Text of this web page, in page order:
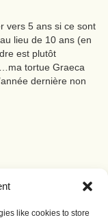
like cookies to store
vers 5 ans si ce sont
lieu de 10 ans (en
est plutôt
tortue Graeca
dernière non